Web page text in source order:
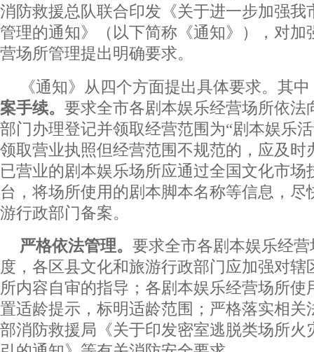
消防救援总队联合印发《关于进一步加强我
管理的通知》（以下简称《通知》），对加
营场所管理提出明确要求。
《通知》从四个方面提出具体要求。其中
案手续。 要求全市各剧本娱乐经营场所依法
部门办理登记并领取经营范围为“剧本娱乐
领取营业执照但经营范围不规范的，应及时
已营业的剧本娱乐场所应通过全国文化市场
台，将场所使用的剧本脚本名称等信息，尽
游行政部门备案。
严格依法管理。 要求全市各剧本娱乐经
度，各区县文化和旅游行政部门应加强对辖
所内容自审的指导；各剧本娱乐经营场所使
置适龄提示，标明适龄范围；严格落实相关
部消防救援局《关于印发密室逃脱类场所火